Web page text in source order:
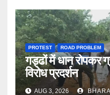
PROTEST ROAD PROBLEM
गड्ढों में धान रोपकर
विरोध प्रदर्शन
AUG 3, 2026